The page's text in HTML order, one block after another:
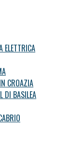
ELETTRICA
CROAZIA
DI BASILEA